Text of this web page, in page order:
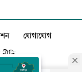
যোগাযোগ